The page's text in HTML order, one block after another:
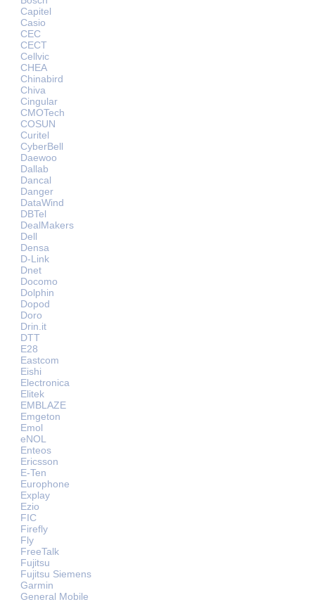
Capitel
Casio
CEC
CECT
Cellvic
CHEA
Chinabird
Chiva
Cingular
CMOTech
COSUN
Curitel
CyberBell
Daewoo
Dallab
Dancal
Danger
DataWind
DBTel
DealMakers
Dell
Densa
D-Link
Dnet
Docomo
Dolphin
Dopod
Doro
Drin.it
DTT
E28
Eastcom
Eishi
Electronica
Elitek
EMBLAZE
Emgeton
Emol
eNOL
Enteos
Ericsson
E-Ten
Europhone
Explay
Ezio
FIC
Firefly
Fly
FreeTalk
Fujitsu
Fujitsu Siemens
Garmin
General Mobile